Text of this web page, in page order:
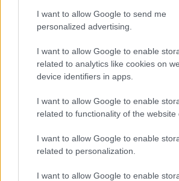
I want to allow Google to send me
personalized advertising.
I want to allow Google to enable
related to analytics like cookies on
device identifiers in apps.
I want to allow Google to enable
related to functionality of the website
I want to allow Google to enable
related to personalization.
I want to allow Google to enable
Προσθήκη Σχολίου
ΣΗΜΕΡΑ ΣΤΟ IATRONET.GR